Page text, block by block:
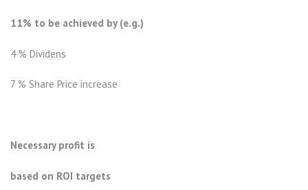
11% to be achieved by (e.g.)
4 % Dividens
7 % Share Price increase
Necessary profit is
based on ROI targets